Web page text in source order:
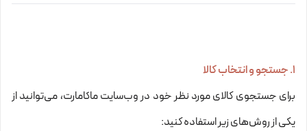
۱. جستجو و انتخاب کالا
برای جستجوی کالای مورد نظر خود در وب‌سایت ماکامارت، می‌توانید از
یکی از روش‌های زیر استفاده کنید: